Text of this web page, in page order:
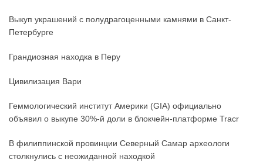
Выкуп украшений с полудрагоценными камнями в Санкт-
Петербурге
Грандиозная находка в Перу
Цивилизация Вари
Геммологический институт Америки (GIA) официально
объявил о выкупе 30%-й доли в блокчейн-платформе Tracr
В филиппинской провинции Северный Самар археологи
столкнулись с неожиданной находкой